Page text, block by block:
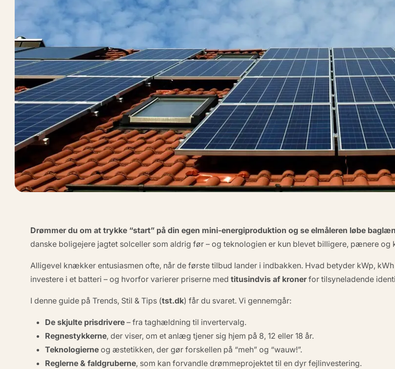
Drømmer du om at trykke “start” på din egen mini-energiproduktion og se elmåleren løbe
danske boligejere jagtet solceller som aldrig før – og teknologien er kun blevet billigere, pænere og
Alligevel knækker entusiasmen ofte, når de første tilbud lander i indbakken. Hvad betyder kWp,
investere i et batteri – og hvorfor varierer priserne med titusindvis af kronerfor tilsyneladende
I denne guide på Trends, Stil & Tips (tst.dk) får du svaret. Vi gennemgår:
De skjulte prisdrivere – fra taghældning til invertervalg.
Regnestykkerne, der viser, om et anlæg tjener sig hjem på 8, 12 eller 18 år.
Teknologierne og æstetikken, der gør forskellen på “meh” og “wauw!”.
Reglerne & faldgruberne, som kan forvandle drømmeprojektet til en dyr fejlinvestering.